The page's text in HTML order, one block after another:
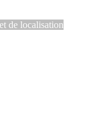
de localisation